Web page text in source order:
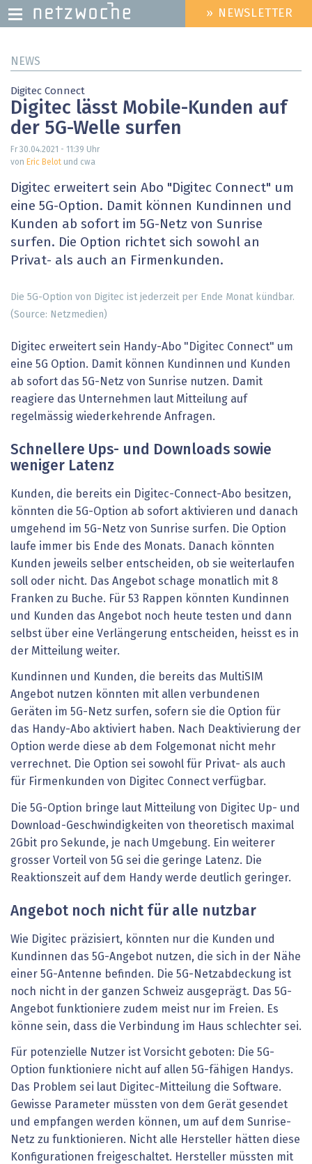
zum
HEADER
MENU
» NEWSLETTER
NEWS
Digitec Connect
Digitec lässt Mobile-Kunden auf
der 5G-Welle surfen
Fr 30.04.2021 - 11:39 Uhr
von Eric Belot und cwa
Digitec erweitert sein Abo "Digitec Connect" um
eine 5G-Option. Damit können Kundinnen und
Kunden ab sofort im 5G-Netz von Sunrise
surfen. Die Option richtet sich sowohl an
Privat- als auch an Firmenkunden.
Die 5G-Option von Digitec ist jederzeit per Ende Monat kündbar.
(Source: Netzmedien)
Digitec erweitert sein Handy-Abo "Digitec Connect" um
eine 5G Option. Damit können Kundinnen und Kunden
ab sofort das 5G-Netz von Sunrise nutzen. Damit
reagiere das Unternehmen laut Mitteilung auf
regelmässig wiederkehrende Anfragen.
Schnellere Ups- und Downloads sowie
weniger Latenz
Kunden, die bereits ein Digitec-Connect-Abo besitzen,
könnten die 5G-Option ab sofort aktivieren und danach
umgehend im 5G-Netz von Sunrise surfen. Die Option
laufe immer bis Ende des Monats. Danach könnten
Kunden jeweils selber entscheiden, ob sie weiterlaufen
soll oder nicht. Das Angebot schage monatlich mit 8
Franken zu Buche. Für 53 Rappen könnten Kundinnen
und Kunden das Angebot noch heute testen und dann
selbst über eine Verlängerung entscheiden, heisst es in
der Mitteilung weiter.
Kundinnen und Kunden, die bereits das MultiSIM
Angebot nutzen könnten mit allen verbundenen
Geräten im 5G-Netz surfen, sofern sie die Option für
das Handy-Abo aktiviert haben. Nach Deaktivierung der
Option werde diese ab dem Folgemonat nicht mehr
verrechnet. Die Option sei sowohl für Privat- als auch
für Firmenkunden von Digitec Connect verfügbar.
Die 5G-Option bringe laut Mitteilung von Digitec Up- und
Download-Geschwindigkeiten von theoretisch maximal
2Gbit pro Sekunde, je nach Umgebung. Ein weiterer
grosser Vorteil von 5G sei die geringe Latenz. Die
Reaktionszeit auf dem Handy werde deutlich geringer.
Angebot noch nicht für alle nutzbar
Wie Digitec präzisiert, könnten nur die Kunden und
Kundinnen das 5G-Angebot nutzen, die sich in der Nähe
einer 5G-Antenne befinden. Die 5G-Netzabdeckung ist
noch nicht in der ganzen Schweiz ausgeprägt. Das 5G-
Angebot funktioniere zudem meist nur im Freien. Es
könne sein, dass die Verbindung im Haus schlechter sei.
Für potenzielle Nutzer ist Vorsicht geboten: Die 5G-
Option funktioniere nicht auf allen 5G-fähigen Handys.
Das Problem sei laut Digitec-Mitteilung die Software.
Gewisse Parameter müssten von dem Gerät gesendet
und empfangen werden können, um auf dem Sunrise-
Netz zu funktionieren. Nicht alle Hersteller hätten diese
Konfigurationen freigeschaltet. Hersteller müssten mit